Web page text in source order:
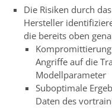
Die Risiken durch
Hersteller
die bereits oben
Angriffe auf die
Modellparameter
Suboptimale
Daten des